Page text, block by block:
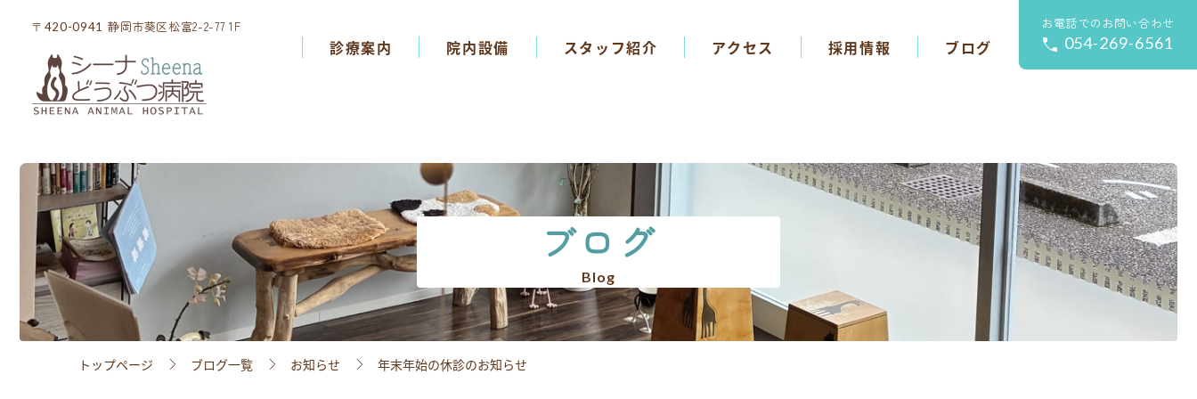
〒420-0941 静岡市葵区松富2-2-77 1F
院内設備
スタッフ紹介
アクセス
採用情報
〒420-0941 静岡市葵区松富2-2-77 1F
診療案内 院内設備 スタッフ紹介 アクセス 採用情報 ブログ
お電話でのお問い合わせ
054-269-6561
ブログ
Blog
トップページ ブログ一覧 お知らせ 年末年始の休診のお知らせ